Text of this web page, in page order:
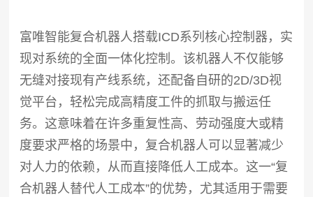
富唯智能复合机器人搭载ICD系列核心控制器，实
现对系统的全面一体化控制。该机器人不仅能够
无缝对接现有产线系统，还配备自研的2D/3D视
觉平台，轻松完成高精度工件的抓取与搬运任
务。这意味着在许多重复性高、劳动强度大或精
度要求严格的场景中，复合机器人可以显著减少
对人力的依赖，从而直接降低人工成本。这一“复
合机器人替代人工成本”的优势，尤其适用于需要